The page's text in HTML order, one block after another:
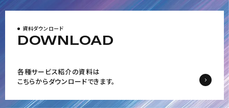
資料ダウンロード
DOWNLOAD
各種サービス紹介の資料は
こちらからダウンロードできます。